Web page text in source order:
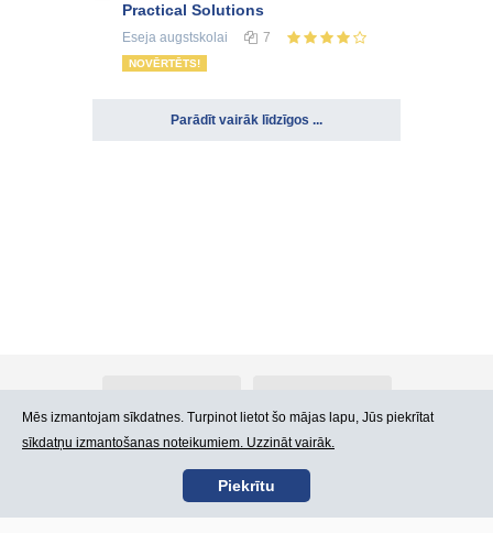
Practical Solutions
Eseja augstskolai 7
NOVĒRTĒTS!
Parādīt vairāk līdzīgos ...
Kontakti Lietošanas noteikumi
Mēs izmantojam sīkdatnes. Turpinot lietot šo mājas lapu, Jūs piekrītat
sīkdatņu izmantošanas noteikumiem. Uzzināt vairāk.
Piekrītu